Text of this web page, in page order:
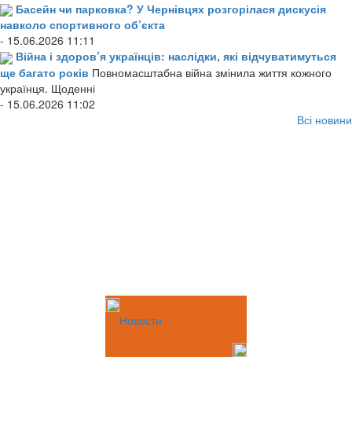
Басейн чи парковка? У Чернівцях розгорілася дискусія
навколо спортивного об’єкта
- 15.06.2026 11:11
Війна і здоров’я українців: наслідки, які відчуватимуться
ще багато років Повномасштабна війна змінила життя кожного
українця. Щоденні
- 15.06.2026 11:02
Всі новини
Новости